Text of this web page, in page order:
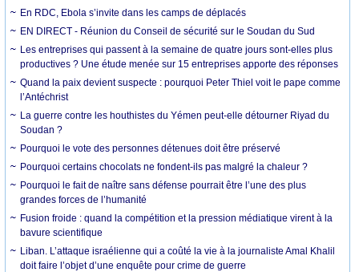
En RDC, Ebola s’invite dans les camps de déplacés
EN DIRECT - Réunion du Conseil de sécurité sur le Soudan du Sud
Les entreprises qui passent à la semaine de quatre jours sont-elles plus
productives ? Une étude menée sur 15 entreprises apporte des réponses
Quand la paix devient suspecte : pourquoi Peter Thiel voit le pape comme
l’Antéchrist
La guerre contre les houthistes du Yémen peut-elle détourner Riyad du
Soudan ?
Pourquoi le vote des personnes détenues doit être préservé
Pourquoi certains chocolats ne fondent-ils pas malgré la chaleur ?
Pourquoi le fait de naître sans défense pourrait être l’une des plus
grandes forces de l’humanité
Fusion froide : quand la compétition et la pression médiatique virent à la
bavure scientifique
Liban. L’attaque israélienne qui a coûté la vie à la journaliste Amal Khalil
doit faire l’objet d’une enquête pour crime de guerre